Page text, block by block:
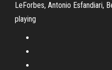
LeForbes, Antonio Esfandiari,
playing